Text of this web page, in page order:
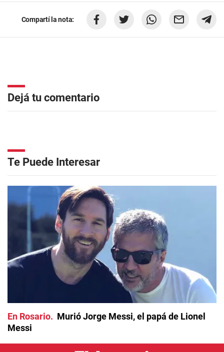
Compartí la nota:
Dejá tu comentario
Te Puede Interesar
En Rosario
Murió Jorge Messi, el papá de Lionel
Messi